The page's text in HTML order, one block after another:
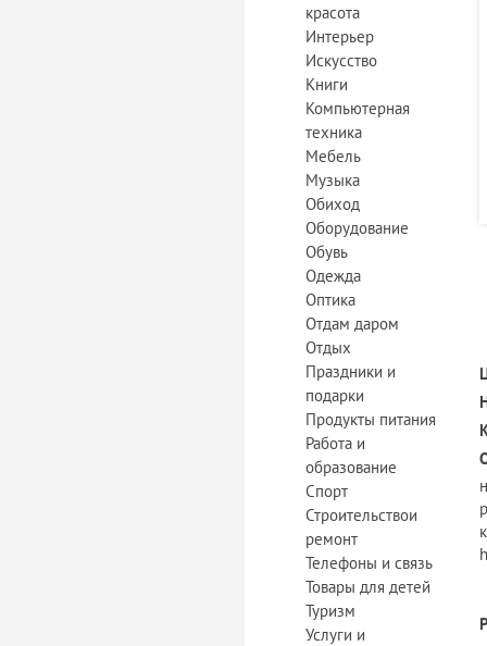
красота
Интерьер
Искусство
Книги
Компьютерная
техника
Мебель
Музыка
Обиход
Оборудование
Обувь
Одежда
Оптика
Отдам даром
Отдых
Праздники и
подарки
Продукты питания
Работа и
образование
Спорт
Строительствои
ремонт
Телефоны и связь
Товары для детей
Туризм
Услуги и